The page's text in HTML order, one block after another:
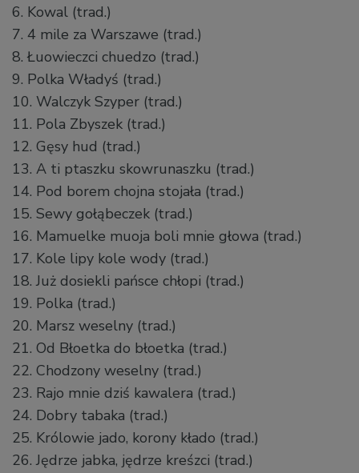
6. Kowal (trad.)
7. 4 mile za Warszawe (trad.)
8. Łuowieczci chuedzo (trad.)
9. Polka Władyś (trad.)
10. Walczyk Szyper (trad.)
11. Pola Zbyszek (trad.)
12. Gęsy hud (trad.)
13. A ti ptaszku skowrunaszku (trad.)
14. Pod borem chojna stojała (trad.)
15. Sewy gołąbeczek (trad.)
16. Mamuelke muoja boli mnie głowa (trad.)
17. Kole lipy kole wody (trad.)
18. Już dosiekli pańsce chłopi (trad.)
19. Polka (trad.)
20. Marsz weselny (trad.)
21. Od Błoetka do błoetka (trad.)
22. Chodzony weselny (trad.)
23. Rajo mnie dziś kawalera (trad.)
24. Dobry tabaka (trad.)
25. Królowie jado, korony kłado (trad.)
26. Jędrze jabka, jędrze kreśzci (trad.)